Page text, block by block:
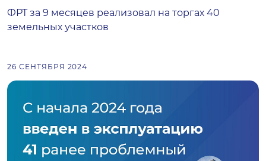
ФРТ за 9 месяцев реализовал на торгах 40
земельных участков
26 СЕНТЯБРЯ 2024